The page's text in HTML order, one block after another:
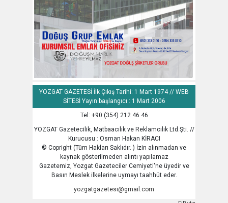
YOZGAT GAZETESİ İlk Çıkış Tarihi: 1 Mart 1974 // WEB
SİTESİ Yayın başlangıcı : 1 Mart 2006
Tel: +90 (354) 212 46 46
YOZGAT Gazetecilik, Matbaacılık ve Reklamcılık Ltd.Şti. //
Kurucusu : Osman Hakan KİRACI
© Copright (Tüm Hakları Saklıdır. ) İzin alınmadan ve
kaynak gösterilmeden alıntı yapılamaz
Gazetemiz, Yozgat Gazeteciler Cemiyeti'ne üyedir ve
Basın Meslek ilkelerine uymayı taahhüt eder.
yozgatgazetesi@gmail.com